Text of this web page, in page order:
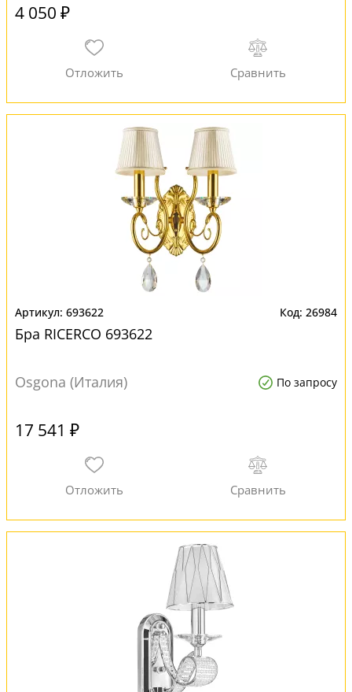
4 050 ₽
693622 26984
Бра RICERCO 693622
Osgona (Италия) По запросу
17 541 ₽